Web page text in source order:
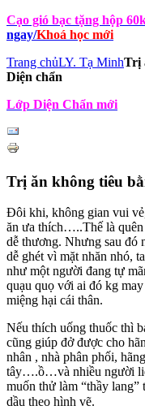
Cạo gió bạc tặng hộp
ngay/Khoá học mới
Trang chủLY. Tạ MinhTrị
Diện chẩn
Lớp Diện Chẩn mới
Trị ăn không tiêu
Đôi khi, không gian vui
ăn ưa thích…..Thế là
dễ thương. Nhưng sau đó
dễ ghét vì mặt nhăn nhó,
như một người đang tự
quạu quọ với ai đó kg
miệng hại cái thân.
Nếu thích uống thuốc thì
cũng giúp đở được cho
nhân , nhà phân phối,
tây….ồ…và nhiều người
muốn thử làm “thầy
dầu theo hình vẽ.